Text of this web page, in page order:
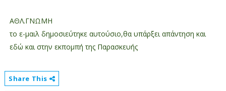
ΑΘΛ.ΓΝΩΜΗ
το ε-μαιλ δημοσιεύτηκε αυτούσιο,θα υπάρξει απάντηση και
εδώ και στην εκπομπή της Παρασκευής
Share This